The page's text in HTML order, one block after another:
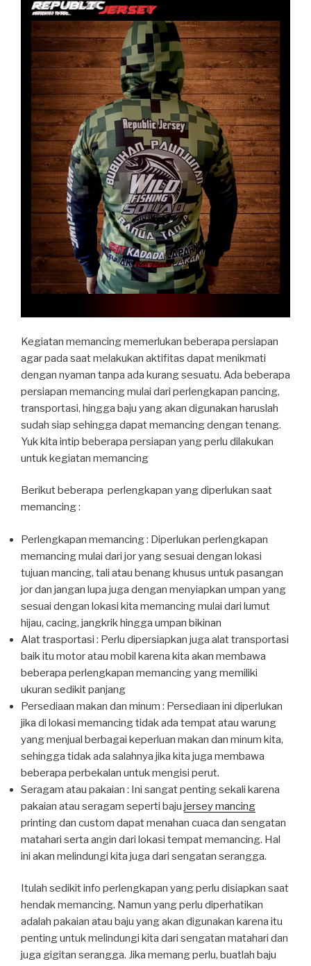
Kegiatan memancing memerlukan beberapa persiapan
agar pada saat melakukan aktifitas dapat menikmati
dengan nyaman tanpa ada kurang sesuatu. Ada beberapa
persiapan memancing mulai dari perlengkapan pancing,
transportasi, hingga baju yang akan digunakan haruslah
sudah siap sehingga dapat memancing dengan tenang.
Yuk kita intip beberapa persiapan yang perlu dilakukan
untuk kegiatan memancing
Berikut beberapa perlengkapan yang diperlukan saat
memancing :
Perlengkapan memancing : Diperlukan perlengkapan
memancing mulai dari jor yang sesuai dengan lokasi
tujuan mancing, tali atau benang khusus untuk pasangan
jor dan jangan lupa juga dengan menyiapkan umpan yang
sesuai dengan lokasi kita memancing mulai dari lumut
hijau, cacing, jangkrik hingga umpan bikinan
Alat trasportasi : Perlu dipersiapkan juga alat transportasi
baik itu motor atau mobil karena kita akan membawa
beberapa perlengkapan memancing yang memiliki
ukuran sedikit panjang
Persediaan makan dan minum : Persediaan ini diperlukan
jika di lokasi memancing tidak ada tempat atau warung
yang menjual berbagai keperluan makan dan minum kita,
sehingga tidak ada salahnya jika kita juga membawa
beberapa perbekalan untuk mengisi perut.
Seragam atau pakaian : Ini sangat penting sekali karena
pakaian atau seragam seperti baju jersey mancing
printing dan custom dapat menahan cuaca dan sengatan
matahari serta angin dari lokasi tempat memancing. Hal
ini akan melindungi kita juga dari sengatan serangga.
Itulah sedikit info perlengkapan yang perlu disiapkan saat
hendak memancing. Namun yang perlu diperhatikan
adalah pakaian atau baju yang akan digunakan karena itu
penting untuk melindungi kita dari sengatan matahari dan
juga gigitan serangga. Jika memang perlu, buatlah baju